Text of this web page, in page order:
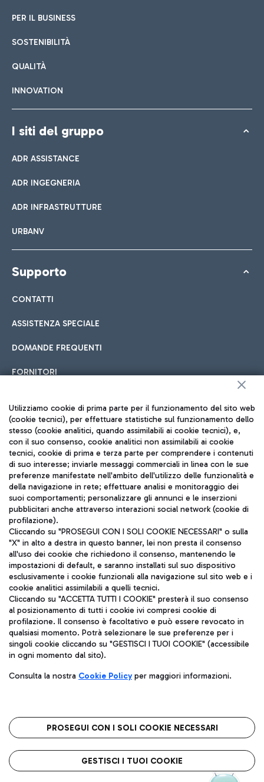
PER IL BUSINESS
SOSTENIBILITÀ
QUALITÀ
INNOVATION
I siti del gruppo
ADR ASSISTANCE
ADR INGEGNERIA
ADR INFRASTRUTTURE
URBANV
Supporto
CONTATTI
ASSISTENZA SPECIALE
DOMANDE FREQUENTI
FORNITORI
Seguici sui social
TRAVEL JOURNAL
ITA
Aeroporti di Roma S.p.A. - Società soggetta a direzione e
coordinamento di Mundys S.p.A.
Codice fiscale e Registro delle Imprese di Roma 13032990155 P.
IVA 06572251004
Capitale sociale 62.224.743,00 int. vers.
Sede legale: Via Pier Paolo Racchetti 1 - 00054 Fiumicino (RM)
Privacy policy
Note legali
Roma FCO
L'aeroporto stellato
Utilizziamo cookie di prima parte per il funzionamento del sito web
(cookie tecnici), per effettuare statistiche sul funzionamento dello
stesso (cookie analitici, quando assimilabili ai cookie tecnici), e,
con il suo consenso, cookie analitici non assimilabili ai cookie
tecnici, cookie di prima e terza parte per comprendere i contenuti
di suo interesse; inviarle messaggi commerciali in linea con le sue
preferenze manifestate nell'ambito dell'utilizzo delle funzionalità e
della navigazione in rete; effettuare analisi e monitoraggio dei
suoi comportamenti; personalizzare gli annunci e le inserzioni
pubblicitari anche attraverso interazioni social network (cookie di
profilazione).
Cliccando su "PROSEGUI CON I SOLI COOKIE NECESSARI" o sulla
"X" in alto a destra in questo banner, lei non presta il consenso
all'uso dei cookie che richiedono il consenso, mantenendo le
impostazioni di default, e saranno installati sul suo dispositivo
esclusivamente i cookie funzionali alla navigazione sul sito web e i
cookie analitici assimilabili a quelli tecnici.
Cliccando su "ACCETTA TUTTI I COOKIE" presterà il suo consenso
al posizionamento di tutti i cookie ivi compresi cookie di
profilazione. Il consenso è facoltativo e può essere revocato in
qualsiasi momento. Potrà selezionare le sue preferenze per i
singoli cookie cliccando su "GESTISCI I TUOI COOKIE" (accessibile
in ogni momento dal sito).
Consulta la nostra Cookie Policyper maggiori informazioni.
PROSEGUI CON I SOLI COOKIE NECESSARI
GESTISCI I TUOI COOKIE